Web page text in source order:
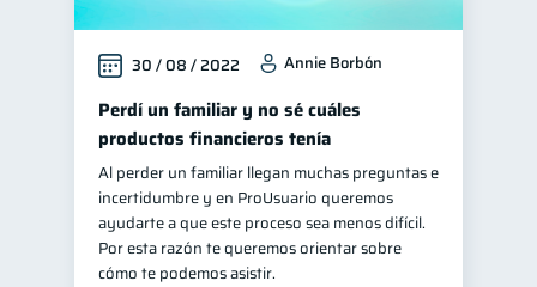
Finanzas en Pareja
Educación Financiera 1
Información financiera 1
inversiones 1 ahorro 1
Retiro 1 Doble sueldo
30 / 08 / 2022 Annie Borbón
Perdí un familiar y no sé cuáles
productos financieros tenía
Al perder un familiar llegan muchas preguntas e
incertidumbre y en ProUsuario queremos
ayudarte a que este proceso sea menos difícil.
Por esta razón te queremos orientar sobre
cómo te podemos asistir.